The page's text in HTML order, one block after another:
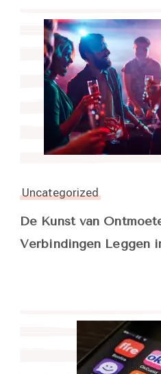
Uncategorized
De Kunst van
Verbindingen Leggen